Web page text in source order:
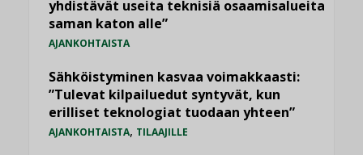
yhdistävät useita teknisiä osaamisalueita
saman katon alle”
AJANKOHTAISTA
Sähköistyminen kasvaa voimakkaasti:
”Tulevat kilpailuedut syntyvät, kun
erilliset teknologiat tuodaan yhteen”
AJANKOHTAISTA, TILAAJILLE